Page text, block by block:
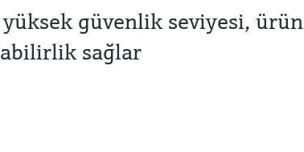
güvenlik seviyesi, ürün
sağlar